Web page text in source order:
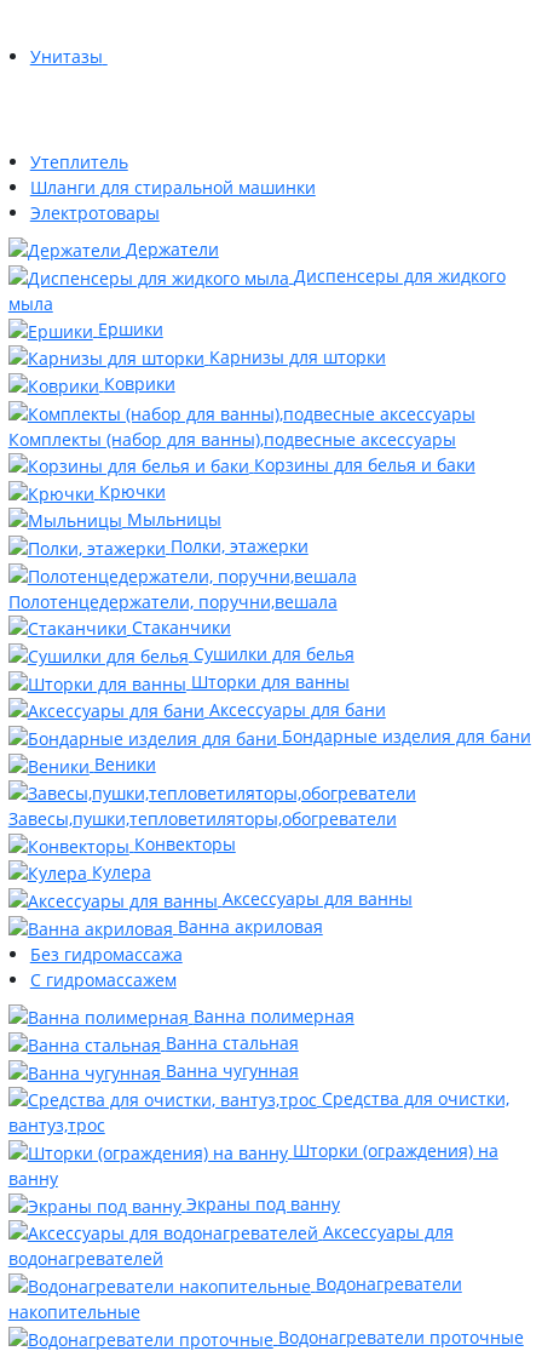
Унитазы
Утеплитель
Шланги для стиральной машинки
Электротовары
Держатели
Диспенсеры для жидкого
мыла
Ершики
Карнизы для шторки
Коврики
Комплекты (набор для ванны),подвесные аксессуары
Корзины для белья и баки
Крючки
Мыльницы
Полки, этажерки
Полотенцедержатели, поручни,вешала
Стаканчики
Сушилки для белья
Шторки для ванны
Аксессуары для бани
Бондарные изделия для бани
Веники
Завесы,пушки,тепловетиляторы,обогреватели
Конвекторы
Кулера
Аксессуары для ванны
Ванна акриловая
Без гидромассажа
С гидромассажем
Ванна полимерная
Ванна стальная
Ванна чугунная
Средства для очистки,
вантуз,трос
Шторки (ограждения) на
ванну
Экраны под ванну
Аксессуары для
водонагревателей
Водонагреватели
накопительные
Водонагреватели проточные